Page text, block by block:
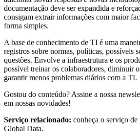
documentação deve ser expandida e
consigam extrair informações com maior
forma simples.
A base de conhecimento de TI é uma
registros sobre normas, políticas, possíveis
questões. Envolve a infraestrutura e os
possível treinar os colaboradores, diminuir
garantir menos problemas diários com a TI.
Gostou do conteúdo? Assine a nossa
em nossas novidades!
Serviço relacionado: conheça o serviço de
Global Data.